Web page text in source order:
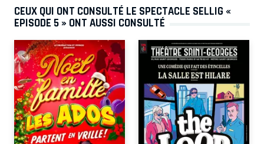
CEUX QUI ONT CONSULTÉ LE SPECTACLE SELLIG «
EPISODE 5 » ONT AUSSI CONSULTÉ